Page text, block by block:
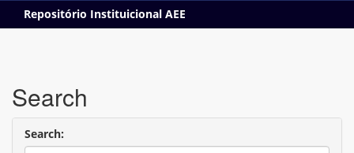
navigation
Repositório Instituicional AEE
Search
Search: